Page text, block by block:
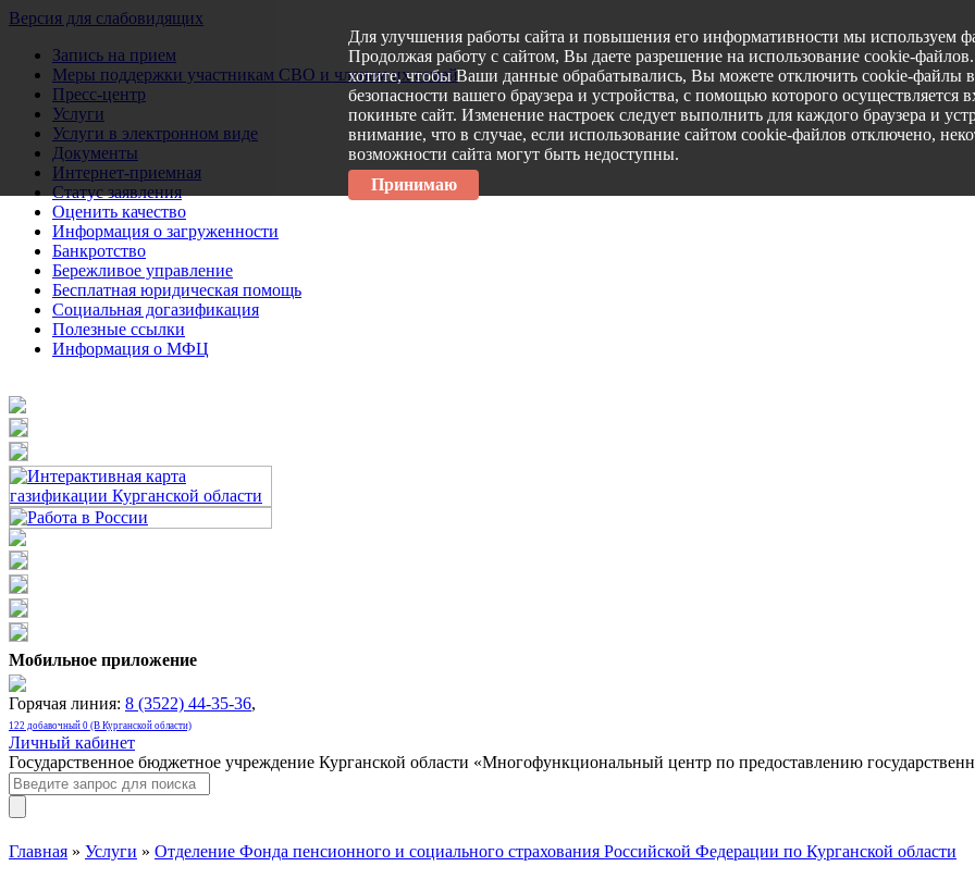
Версия для слабовидящих
Запись на прием
Меры поддержки участникам СВО и членам их семей
Пресс-центр
Услуги
Услуги в электронном виде
Документы
Интернет-приемная
Статус заявления
Оценить качество
Информация о загруженности
Банкротство
Бережливое управление
Бесплатная юридическая помощь
Социальная догазификация
Полезные ссылки
Информация о МФЦ
Мобильное приложение
Горячая линия: 8 (3522) 44-35-36,
122 добавочный 0 (В Курганской области)
Личный кабинет
Государственное бюджетное учреждение Курганской области «Многофункциональный центр по предоставлению
Главная » Услуги » Отделение Фонда пенсионного и социального страхования Российской Федерации по Курганской области
Для улучшения работы сайта и повышения его информативности мы используем
Продолжая работу с сайтом, Вы даете разрешение на использование cookie-
хотите, чтобы Ваши данные обрабатывались, Вы можете отключить cookie-файлы в
безопасности вашего браузера и устройства, с помощью которого осуществляется
покиньте сайт. Изменение настроек следует выполнить для каждого браузера и
внимание, что в случае, если использование сайтом cookie-файлов отключено,
возможности сайта могут быть недоступны.
Принимаю